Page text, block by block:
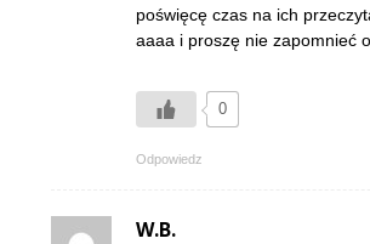
poświęcę czas na ich
aaaa i proszę nie zapomnieć o
0
Odpowiedz
W.B.